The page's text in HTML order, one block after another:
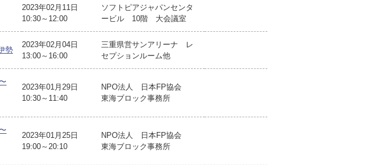
2023年02月11日
10:30～12:00
ソフトピアジャパンセンタ
ービル 10階 大会議室
勢
2023年02月04日
13:00～16:00
三重県営サンアリーナ レ
セプションルーム他
2023年01月29日
10:30～11:40
NPO法人 日本FP協会
東海ブロック事務所
2023年01月25日
19:00～20:10
NPO法人 日本FP協会
東海ブロック事務所